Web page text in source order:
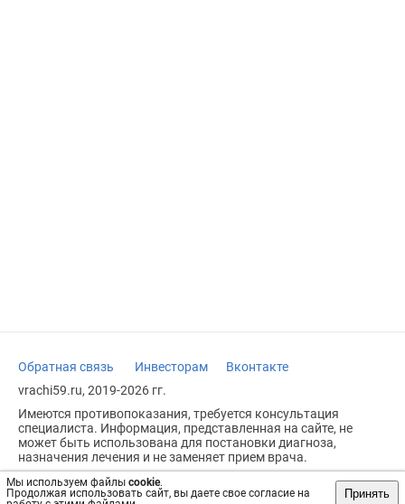
Мы используем файлы cookie.
Продолжая использовать сайт, вы даете свое согласие на
Принять
Обратная связь Инвесторам
Вконтакте
vrachi59.ru, 2019-2026 гг.
Имеются противопоказания, требуется консультация
специалиста. Информация, представленная на сайте, не
может быть использована для постановки диагноза,
назначения лечения и не заменяет прием врача.
Возрастное ограничение: 18+